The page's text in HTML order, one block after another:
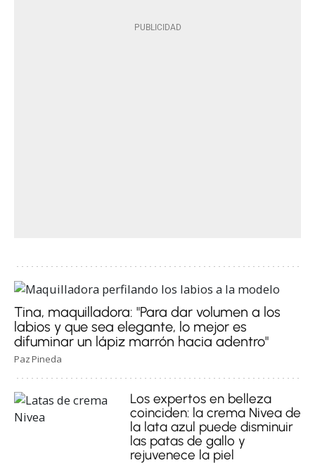
Tina, maquilladora: "Para dar volumen a los
labios y que sea elegante, lo mejor es
difuminar un lápiz marrón hacia adentro"
Paz Pineda
Los expertos en belleza
coinciden: la crema Nivea de
la lata azul puede disminuir
las patas de gallo y
rejuvenece la piel